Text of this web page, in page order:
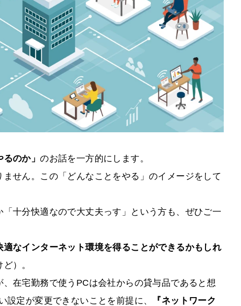
るのか」のお話を一方的にします。
せん。この「どんなことをやる」のイメージをして
「十分快適なので大丈夫っす」という方も、ぜひご一
適なインターネット環境を得ることができるかもしれ
）。
在宅勤務で使うPCは会社からの貸与品であると想
設定が変更できないことを前提に、
『ネットワーク